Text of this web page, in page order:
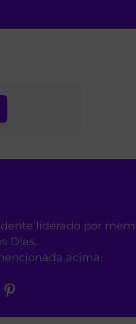
liderado por
Dias.
acima.